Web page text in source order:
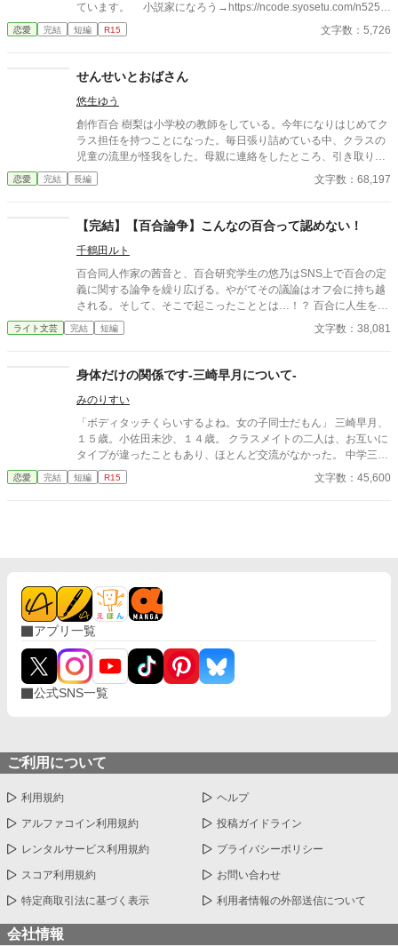
ています。 小説家になろう→https://ncode.syosetu.com/n5251i
d/ カクヨム→https://kakuyomu.jp/works/168173306547524437
61
恋愛 完結 短編 R15 文字数：5,726
せんせいとおばさん
悠生ゆう
創作百合 樹梨は小学校の教師をしている。今年になりはじめてク
ラス担任を持つことになった。毎日張り詰めている中、クラスの
児童の流里が怪我をした。母親に連絡をしたところ、引き取りに
現れたのは流里の叔母のすみ枝だった。樹梨は、飄々としたすみ
枝に惹かれていく。 ※学校の先生のお仕事の実情は知りませんの
恋愛 完結 長編 文字数：68,197
【完結】【百合論争】こんなの百合って認めない！
千鶴田ルト
百合同人作家の茜音と、百合研究学生の悠乃はSNS上で百合の定
義に関する論争を繰り広げる。やがてその議論はオフ会に持ち越
される。そして、そこで起こったこととは…！？ 百合に人生を賭
けた二人が、ぶつかり合い、話し合い、惹かれ合う。百合とは何
か。友情とは。恋愛とは。 すべての百合好きに捧げる、論争系百
ライト文芸 完結 短編 文字数：38,081
身体だけの関係です‐三崎早月について‐
みのりすい
「ボディタッチくらいするよね。女の子同士だもん」 三崎早月、
１５歳。小佐田未沙、１４歳。 クラスメイトの二人は、お互いに
タイプが違ったこともあり、ほとんど交流がなかった。 中学三年
生の春、そんな二人の関係が、少しだけ、動き出す。 ※百合作品
として執筆しましたが、男性キャラクターも多数おり、BL要素、
恋愛 完結 短編 R15 文字数：45,600
アプリ一覧
公式SNS一覧
ご利用について
利用規約 ヘルプ
アルファコイン利用規約 投稿ガイドライン
レンタルサービス利用規約 プライバシーポリシー
スコア利用規約 お問い合わせ
特定商取引法に基づく表示 利用者情報の外部送信について
会社情報